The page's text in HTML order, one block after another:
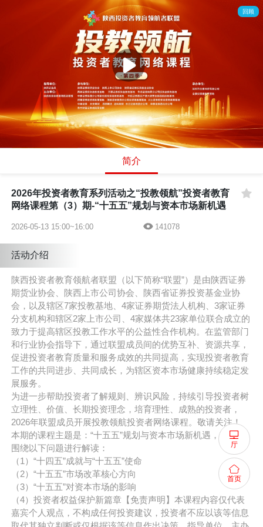
回顾
简介
2026年投资者教育系列活动之“投教领航”投资者教育
网络课程第（3）期-“十五五”规划与资本市场新机遇
2026-05-13 15:00~16:00 141078
活动介绍
ㅤㅤ陕西投资者教育领航者联盟（以下简称“联盟”）是由陕西证券
期货业协会、陕西上市公司协会、陕西省证券投资基金业协
会，以及辖区7家投教基地、4家证券期货法人机构、3家证券
分支机构和辖区2家上市公司、4家媒体共23家单位联合成立的
致力于提高辖区投教工作水平的公益性合作机构。在监管部门
和行业协会指导下，通过联盟成员间的优势互补、资源共享，
促进投资者教育质量和服务成效的共同提高，实现投资者教育
工作的共同进步、共同成长，为辖区资本市场健康持续稳定发
展服务。
ㅤㅤ为进一步帮助投资者了解规则、辨识风险，持续引导投资者树
立理性、价值、长期投资理念，培育理性、成熟的投资者，
2026年联盟成员开展投教领航投资者网络课程。敬请关注！
本期的课程主题是：“十五五”规划与资本市场新机遇，将主要
围绕以下问题进行解读：
（1）“十四五”成就与“十五五”使命
（2）“十五五”市场改革核心方向
（3）“十五五”对资本市场的影响
（4）投资者权益保护新篇章【免责声明】本课程内容仅代表
嘉宾个人观点，不构成任何投资建议，投资者不应以该等信息
厅
首页